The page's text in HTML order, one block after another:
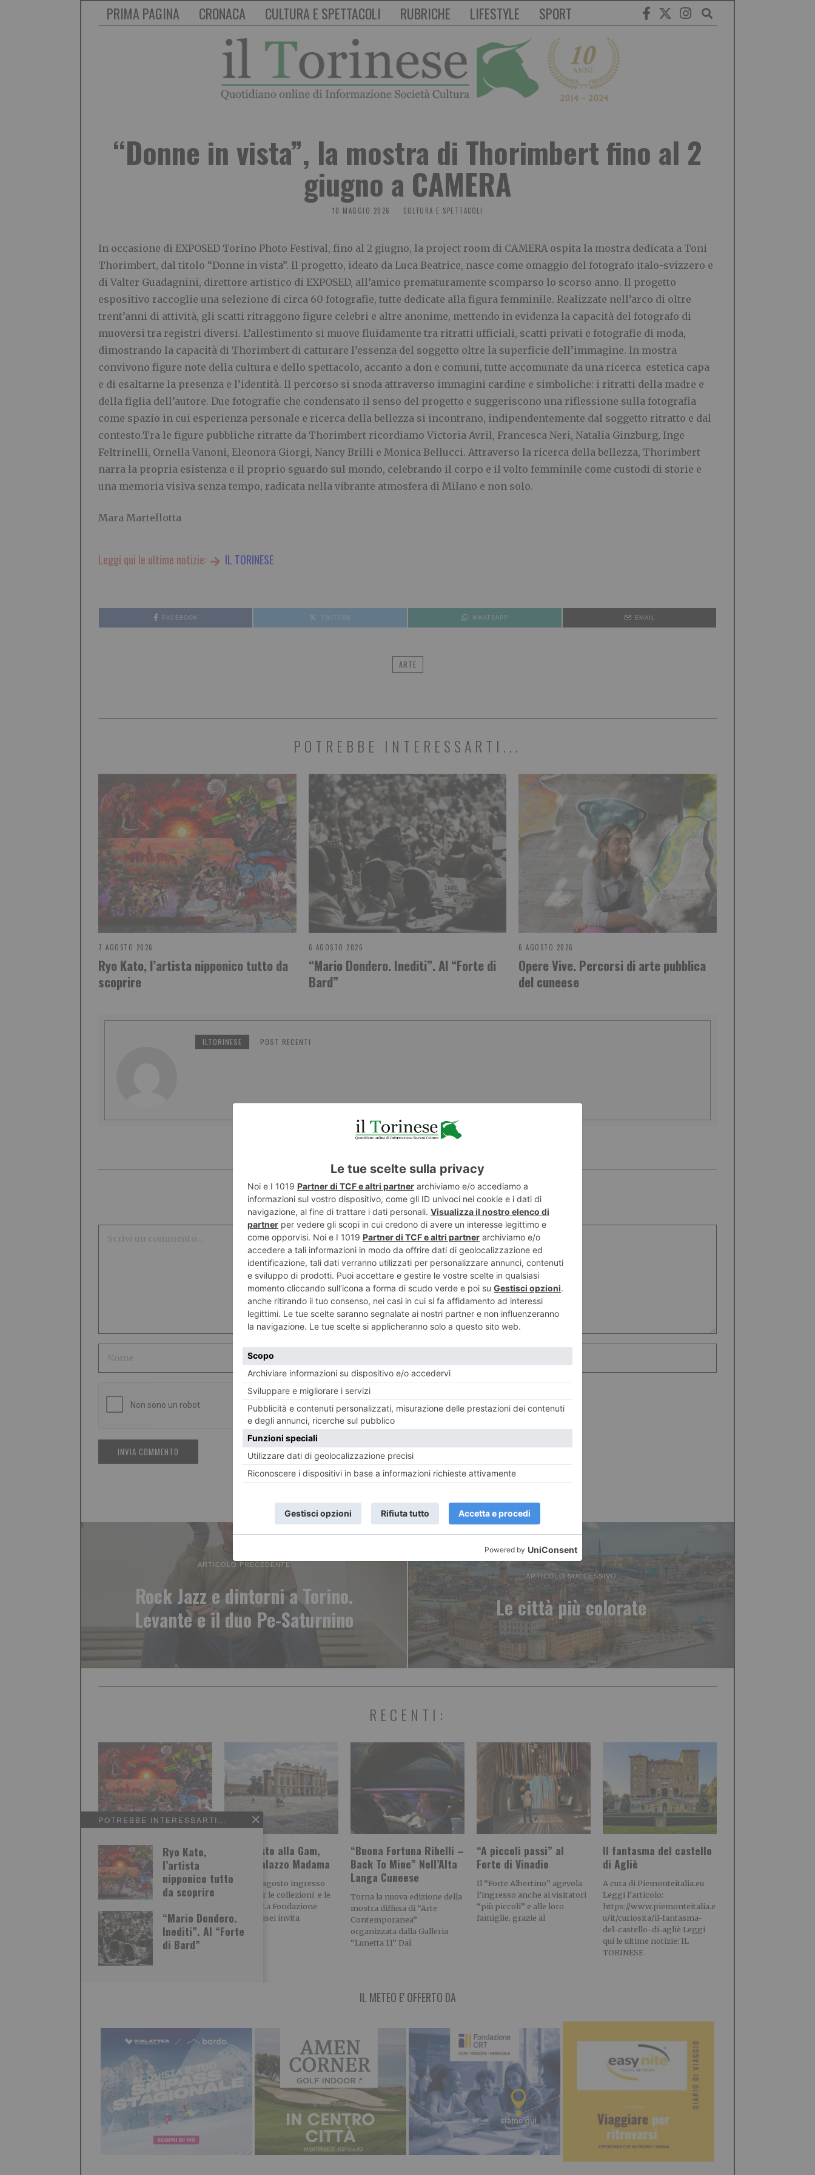
PRIMA PAGINA CRONACA CULTURA E SPETTACOLI RUBRICHE LIFESTYLE SPORT
“Donne in vista”, la mostra di Thorimbert fino al 2
giugno a CAMERA
10 MAGGIO 2026 CULTURA E SPETTACOLI
In occasione di EXPOSED Torino Photo Festival, fino al 2 giugno, la project room di CAMERA ospita la mostra dedicata a Toni
Thorimbert, dal titolo “Donne in vista”. Il progetto, ideato da Luca Beatrice, nasce come omaggio del fotografo italo-svizzero e
di Valter Guadagnini, direttore artistico di EXPOSED, all’amico prematuramente scomparso lo scorso anno. Il progetto
espositivo raccoglie una selezione di circa 60 fotografie, tutte dedicate alla figura femminile. Realizzate nell’arco di oltre
trent’anni di attività, gli scatti ritraggono figure celebri e altre anonime, mettendo in evidenza la capacità del fotografo di
muoversi tra registri diversi. L’allestimento si muove fluidamente tra ritratti ufficiali, scatti privati e fotografie di moda,
dimostrando la capacità di Thorimbert di catturare l’essenza del soggetto oltre la superficie dell’immagine. In mostra
convivono figure note della cultura e dello spettacolo, accanto a don e comuni, tutte accomunate da una ricerca estetica capa
e di esaltarne la presenza e l’identità. Il percorso si snoda attraverso immagini cardine e simboliche: i ritratti della madre e
della figlia dell’autore. Due fotografie che condensato il senso del progetto e suggeriscono una riflessione sulla fotografia
come spazio in cui esperienza personale e ricerca della bellezza si incontrano, indipendentemente dal soggetto ritratto e dal
contesto.Tra le figure pubbliche ritratte da Thorimbert ricordiamo Victoria Avril, Francesca Neri, Natalia Ginzburg, Inge
Feltrinelli, Ornella Vanoni, Eleonora Giorgi, Nancy Brilli e Monica Bellucci. Attraverso la ricerca della bellezza, Thorimbert
narra la propria esistenza e il proprio sguardo sul mondo, celebrando il corpo e il volto femminile come custodi di storie e
una memoria visiva senza tempo, radicata nella vibrante atmosfera di Milano e non solo.
Mara Martellotta
Leggi qui le ultime notizie: IL TORINESE
FACEBOOK TWITTER WHATSAPP EMAIL
ARTE
POTREBBE INTERESSARTI...
7 AGOSTO 2026
Ryo Kato, l’artista nipponico tutto da
scoprire
6 AGOSTO 2026
“Mario Dondero. Inediti”. Al “Forte di
Bard”
6 AGOSTO 2026
Opere Vive. Percorsi di arte pubblica
del cuneese
ILTORINESE POST RECENTI
LASCIA UN COMMENTO
POTREBBE INTERESSARTI...
Ryo Kato,
l’artista
nipponico tutto
da scoprire
“Mario Dondero.
Inediti”. Al “Forte
di Bard”
ARTICOLO PRECEDENTE
Rock Jazz e dintorni a Torino.
Levante e il duo Pe-Saturnino
ARTICOLO SUCCESSIVO
Le città più colorate
RECENTI:
Ryo Kato, l’artista
nipponico tutto da
scoprire
La mostra nel prossimo
origini giapponesi Ryo Kato,
ha quasi
Ferragosto alla Gam,
Mao e Palazzo Madama
Sabato 15 agosto ingresso
ridotto per le collezioni e le
mostre La Fondazione
Torino Musei invita
“Buona Fortuna Ribelli –
Back To Mine” Nell’Alta
Langa Cuneese
Torna la nuova edizione della
mostra diffusa di “Arte
Contemporanea”
organizzata dalla Galleria
“Lunetta 11” Dal
“A piccoli passi” al
Forte di Vinadio
Il “Forte Albertino” agevola
l’ingresso anche ai visitatori
“più piccoli” e alle loro
famiglie, grazie al
Il fantasma del castello
di Agliè
A cura di Piemonteitalia.eu
Leggi l’articolo:
https://www.piemonteitalia.e
u/it/curiosita/il-fantasma-
del-castello-di-agliè Leggi
qui le ultime notizie: IL
TORINESE
IL METEO E' OFFERTO DA